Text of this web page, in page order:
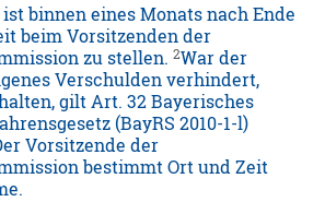
binnen eines Monats nach Ende
beim Vorsitzenden der
zu stellen.2War der
Verschulden verhindert,
gilt Art. 32 Bayerisches
(BayRS 2010-1-l)
Vorsitzende der
bestimmt Ort und Zeit